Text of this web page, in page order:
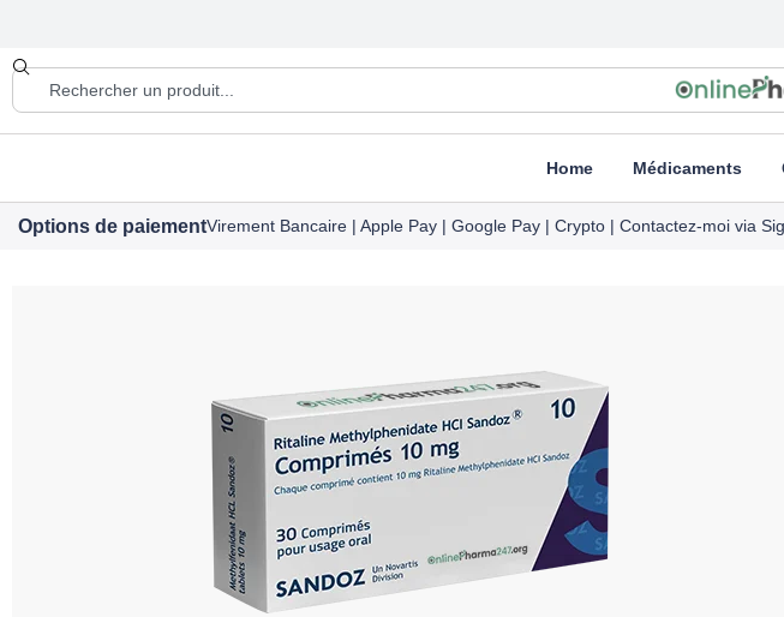
Home Médicaments
Options de paiementVirement Bancaire | Apple Pay | Google Pay | Crypto | Contactez-moi via